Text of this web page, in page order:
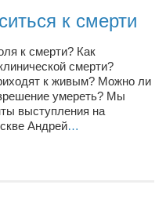
к смерти
к смерти? Как
смерти?
к живым? Можно ли
умереть? Мы
выступления на
Андрей…